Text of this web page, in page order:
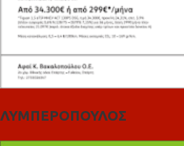
ΛΥΜΠΕΡΟΠΟΥΛΟΣ